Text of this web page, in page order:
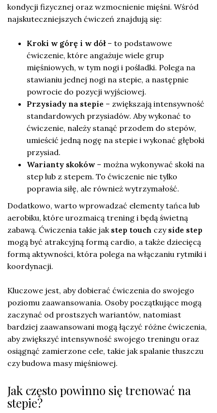
kondycji fizycznej oraz wzmocnienie mięśni. Wśród
najskuteczniejszych ćwiczeń znajdują się:
Kroki w górę i w dół– to podstawowe
ćwiczenie, które angażuje wiele grup
mięśniowych, w tym nogi i pośladki. Polega na
stawianiu jednej nogi na stepie, a następnie
powrocie do pozycji wyjściowej.
Przysiady na stepie – zwiększają intensywność
standardowych przysiadów. Aby wykonać to
ćwiczenie, należy stanąć przodem do stepów,
umieścić jedną nogę na stepie i wykonać głęboki
przysiad.
Warianty skoków – można wykonywać skoki na
step lub z stepem. To ćwiczenie nie tylko
poprawia siłę, ale również wytrzymałość.
Dodatkowo, warto wprowadzać elementy tańca lub
aerobiku, które urozmaicą trening i będą świetną
zabawą. Ćwiczenia takie jak step touch czy side step
mogą być atrakcyjną formą cardio, a także dziecięcą
formą aktywności, która polega na włączaniu rytmiki i
koordynacji.
Kluczowe jest, aby dobierać ćwiczenia do swojego
poziomu zaawansowania. Osoby początkujące mogą
zaczynać od prostszych wariantów, natomiast
bardziej zaawansowani mogą łączyć różne ćwiczenia,
aby zwiększyć intensywność swojego treningu oraz
osiągnąć zamierzone cele, takie jak spalanie tłuszczu
czy budowa masy mięśniowej.
Jak często powinno się trenować na
stepie?